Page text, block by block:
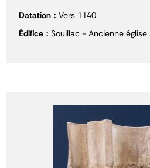
Datation
Vers 1140
Édifice
Souillac - Ancienne